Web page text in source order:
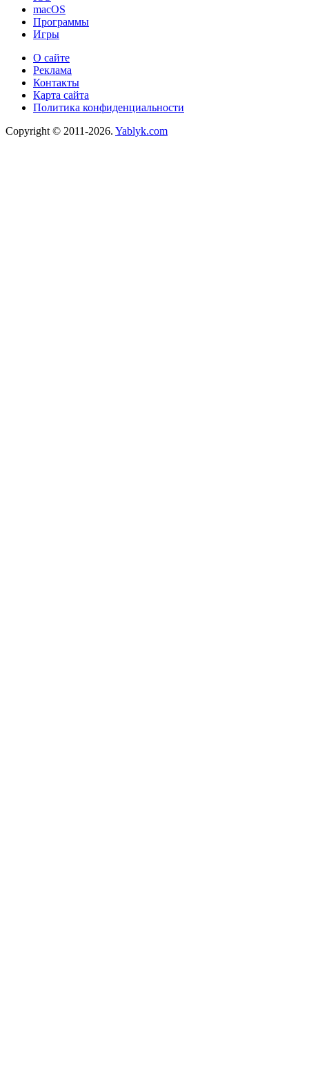
macOS
Программы
Игры
О сайте
Реклама
Контакты
Карта сайта
Политика конфиденциальности
Copyright © 2011-2026. Yablyk.сom